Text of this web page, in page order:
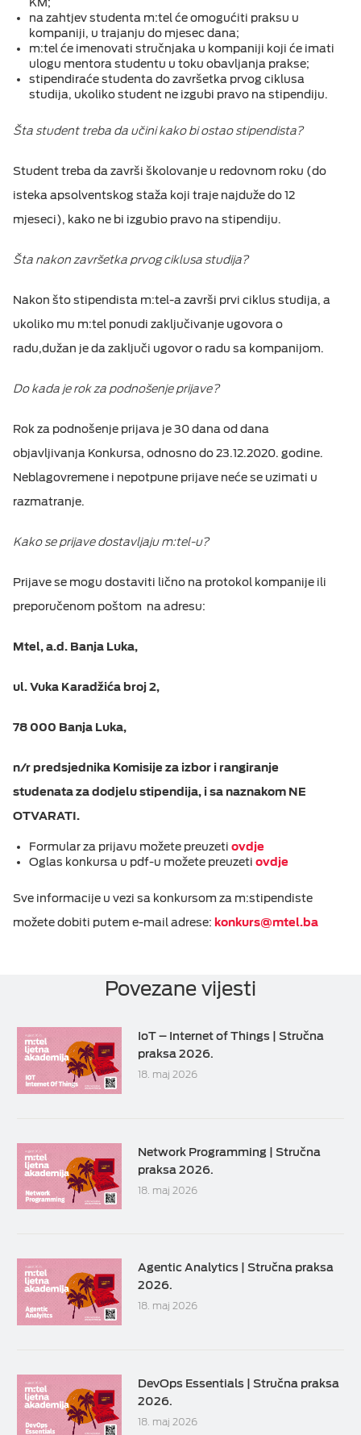
na zahtjev studenta m:tel će omogućiti praksu u
kompaniji, u trajanju do mjesec dana;
m:tel će imenovati stručnjaka u kompaniji koji će imati
ulogu mentora studentu u toku obavljanja prakse;
stipendiraće studenta do završetka prvog ciklusa
studija, ukoliko student ne izgubi pravo na stipendiju.
Šta student treba da učini kako bi ostao stipendista?
Student treba da završi školovanje u redovnom roku (do
isteka apsolventskog staža koji traje najduže do 12
mjeseci), kako ne bi izgubio pravo na stipendiju.
Šta nakon završetka prvog ciklusa studija?
Nakon što stipendista m:tel-a završi prvi ciklus studija, a
ukoliko mu m:tel ponudi zaključivanje ugovora o
radu,dužan je da zaključi ugovor o radu sa kompanijom.
Do kada je rok za podnošenje prijave?
Rok za podnošenje prijava je 30 dana od dana
objavljivanja Konkursa, odnosno do 23.12.2020. godine.
Neblagovremene i nepotpune prijave neće se uzimati u
razmatranje.
Kako se prijave dostavljaju m:tel-u?
Prijave se mogu dostaviti lično na protokol kompanije ili
preporučenom poštom na adresu:
Mtel, a.d. Banja Luka,
ul. Vuka Karadžića broj 2,
78 000 Banja Luka,
n/r predsjednika Komisije za izbor i rangiranje
studenata za dodjelu stipendija, i sa naznakom NE
OTVARATI.
Formular za prijavu možete preuzeti ovdje
Oglas konkursa u pdf-u možete preuzeti ovdje
Sve informacije u vezi sa konkursom za m:stipendiste
možete dobiti putem e-mail adrese: konkurs@mtel.ba
Povezane vijesti
IoT – Internet of Things | Stručna
praksa 2026.
18. maj 2026
Network Programming | Stručna
praksa 2026.
18. maj 2026
Agentic Analytics | Stručna praksa
2026.
18. maj 2026
DevOps Essentials | Stručna praksa
2026.
18. maj 2026